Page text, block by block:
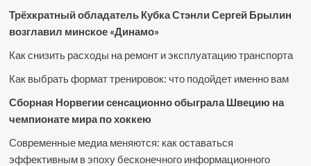
Трёхкратный обладатель Кубка Стэнли Сергей Брылин
возглавил минское «Динамо»
Как снизить расходы на ремонт и эксплуатацию транспорта
Как выбрать формат тренировок: что подойдет именно вам
Сборная Норвегии сенсационно обыграла Швецию на
чемпионате мира по хоккею
Современные медиа меняются: как оставаться
эффективным в эпоху бесконечного информационного